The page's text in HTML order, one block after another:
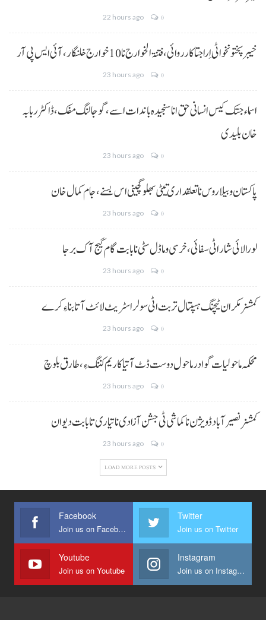
22 hours ago 0
خیبر پختونخوا ٹی اِرا جتا کارروائی، فتنۃ الخوارج نا 10خوارج خلنگار،آئی ایس پی آر
23 hours ago 0
اسماء جتک کیس انسانی حق انا سنجیدہ باندات اسے، گوجالنگ مفک،ڈاکٹر ربابہ
خان بلیدی
23 hours ago 0
پاکستان و بیلاروس نا تعلقداری تیٹی بھلو گچینی اس بسنے، جام کمال خان
23 hours ago 0
لورالائی شار اٹی سفائی، خرسی و ماڈل سٹی نا بابت گام گیج آک برجا
23 hours ago 0
کمشنر مکران ٹیچنگ ہسپتال تربت اٹی سولر اسٹریٹ لائٹ آتا بناءِ کرے
23 hours ago 0
محکمہ ماحولیات گوادر ماحول دوست ڈٹ آتیا کاریم کننگ ءِ، طارق بلوچ
23 hours ago 0
کمشنر نصیر آباد ڈویژن نا کماشی ٹی جشن آزادی نا تیاری تا بابت دیوان
23 hours ago 0
LOAD MORE POSTS
Facebook
Join us on Facebook
Twitter
Join us on Twitter
Youtube
Join us on Youtube
Instagram
Join us on Instagram